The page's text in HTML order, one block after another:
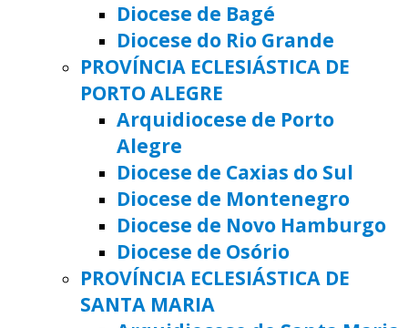
Diocese de Bagé
Diocese do Rio Grande
PROVÍNCIA ECLESIÁSTICA DE
PORTO ALEGRE
Arquidiocese de Porto
Alegre
Diocese de Caxias do Sul
Diocese de Montenegro
Diocese de Novo Hamburgo
Diocese de Osório
PROVÍNCIA ECLESIÁSTICA DE
SANTA MARIA